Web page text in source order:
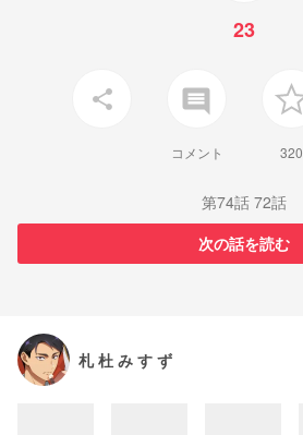
23
share insert_comment
コメント 320
第74話 72話
次の話を読む
札 杜 み す ず